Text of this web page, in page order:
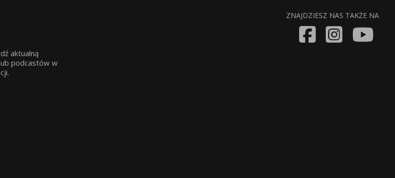
aktualną
podcastów w
ZNAJDZIESZ NAS TAKŻE NA